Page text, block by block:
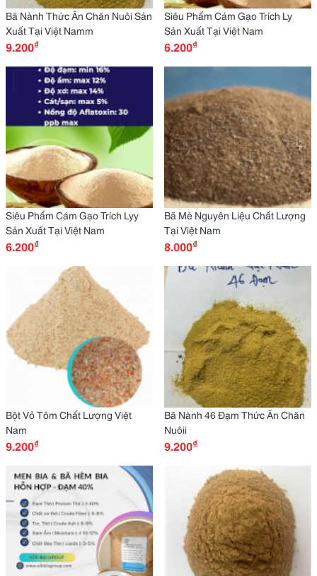
Bã Nành Thức Ăn Chăn Nuôi Sản
Xuất Tại Việt Namm
9.200₫
Siêu Phẩm Cám Gạo Trích Ly
Sản Xuất Tại Việt Nam
6.200₫
Siêu Phẩm Cám Gạo Trích Lyy
Sản Xuất Tại Việt Nam
6.200₫
Bã Mè Nguyên Liệu Chất Lượng
Tại Việt Nam
8.000₫
Bột Vỏ Tôm Chất Lượng Việt
Nam
9.200₫
Bã Nành 46 Đạm Thức Ăn Chăn
Nuôii
9.200₫